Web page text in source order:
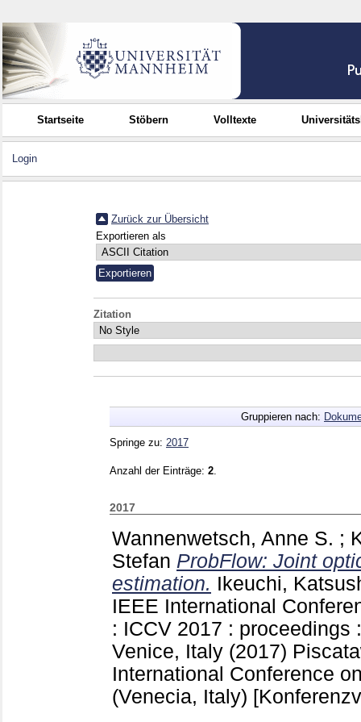
Startseite Stöbern Volltexte
Login
Zurück zur Übersicht
Exportieren als
Zitation
Gruppieren nach:
Springe zu: 2017
Anzahl der Einträge: 2
2017
Wannenwetsch, Anne S. ;
Stefan ProbFlow: Joint
estimation. Ikeuchi,
IEEE International
: ICCV 2017 : proceedings
Venice, Italy (2017)
International Conference
(Venecia, Italy)